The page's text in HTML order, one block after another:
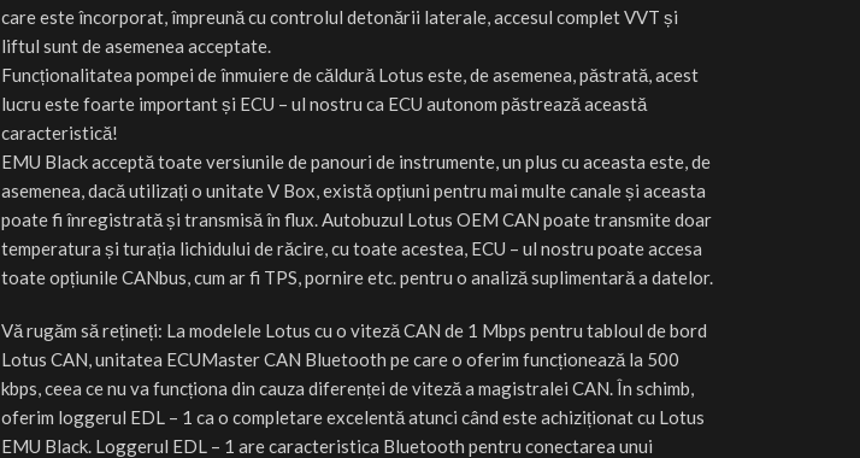
care este încorporat, împreună cu controlul detonării laterale, accesul complet VVT și
liftul sunt de asemenea acceptate.
Funcționalitatea pompei de înmuiere de căldură Lotus este, de asemenea, păstrată, acest
lucru este foarte important și ECU – ul nostru ca ECU autonom păstrează această
caracteristică!
EMU Black acceptă toate versiunile de panouri de instrumente, un plus cu aceasta este, de
asemenea, dacă utilizați o unitate V Box, există opțiuni pentru mai multe canale și aceasta
poate fi înregistrată și transmisă în flux. Autobuzul Lotus OEM CAN poate transmite doar
temperatura și turația lichidului de răcire, cu toate acestea, ECU – ul nostru poate accesa
toate opțiunile CANbus, cum ar fi TPS, pornire etc. pentru o analiză suplimentară a datelor.
Vă rugăm să rețineți: La modelele Lotus cu o viteză CAN de 1 Mbps pentru tabloul de bord
Lotus CAN, unitatea ECUMaster CAN Bluetooth pe care o oferim funcționează la 500
kbps, ceea ce nu va funcționa din cauza diferenței de viteză a magistralei CAN. În schimb,
oferim loggerul EDL – 1 ca o completare excelentă atunci când este achiziționat cu Lotus
EMU Black. Loggerul EDL – 1 are caracteristica Bluetooth pentru conectarea unui